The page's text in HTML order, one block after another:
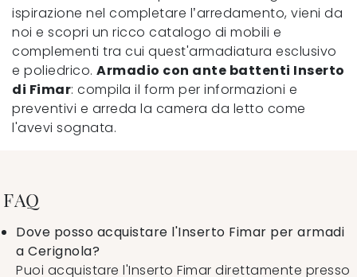
ispirazione nel completare l’arredamento, vieni da
noi e scopri un ricco catalogo di mobili e
complementi tra cui quest'armadiatura esclusivo
e poliedrico. Armadio con ante battenti Inserto
di Fimar: compila il form per informazioni e
preventivi e arreda la camera da letto come
l'avevi sognata.
FAQ
Dove posso acquistare l'Inserto Fimar per armadi
a Cerignola?
Puoi acquistare l'Inserto Fimar direttamente presso